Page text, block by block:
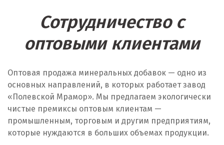
Орехово-Зуево
П
Пенза
Первоуральск
Пермь
Сотрудничество с
оптовыми клиентами
Оптовая продажа минеральных добавок — одно из
основных направлений, в которых работает завод
«Полевской Мрамор». Мы предлагаем экологически
чистые премиксы оптовым клиентам —
промышленным, торговым и другим предприятиям,
которые нуждаются в больших объемах продукции.